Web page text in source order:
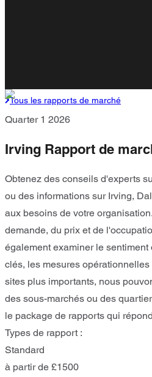
Tous les rapports de marché
Quarter 1 2026
Irving Rapport de
Obtenez des conseils d'experts
ou des informations sur Irving,
aux besoins de votre
demande, du prix et de
également examiner le
clés, les mesures
sites plus importants, nous
des sous-marchés ou des
le package de rapports qui
Types de rapport :
Standard
à partir de £1500